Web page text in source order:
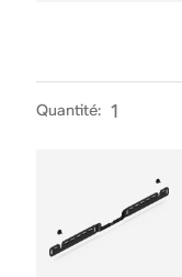
Quantité: 1